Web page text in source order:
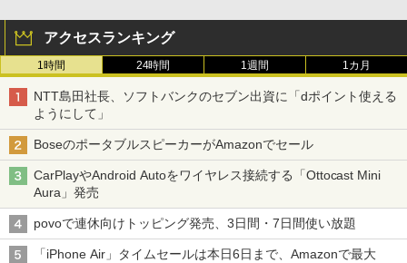
アクセスランキング
1時間 24時間 1週間 1カ月
NTT島田社長、ソフトバンクのセブン出資に「dポイント使える
ようにして」
BoseのポータブルスピーカーがAmazonでセール
CarPlayやAndroid Autoをワイヤレス接続する「Ottocast Mini
Aura」発売
povoで連休向けトッピング発売、3日間・7日間使い放題
「iPhone Air」タイムセールは本日6日まで、Amazonで最大